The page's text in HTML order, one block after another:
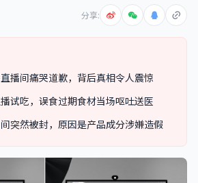
分享:
播间痛哭道歉，背后真相令人震惊
试吃，误食过期食材当场呕吐送医
突然被封，原因是产品成分涉嫌造假